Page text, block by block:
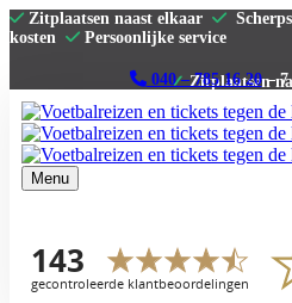
Zitplaatsen naast elkaar
kosten
Persoonlijke service
040 – 785 16 20– 7
Menu
La Liga
Serie A